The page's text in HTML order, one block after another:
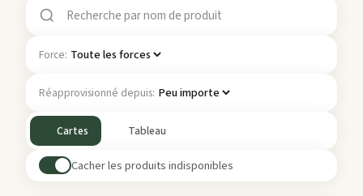
Force:
Réapprovisionné depuis:
Cartes Tableau
Cacher les produits indisponibles